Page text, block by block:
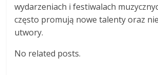
wydarzeniach i festiwalach
często promują nowe talenty oraz
utwory.
No related posts.